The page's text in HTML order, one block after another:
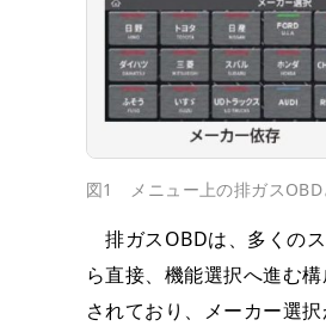
図1 メニュー上の排ガスOBD
排ガスOBDは、多くの
ら直接、機能選択へ進む
されており、メーカー選択